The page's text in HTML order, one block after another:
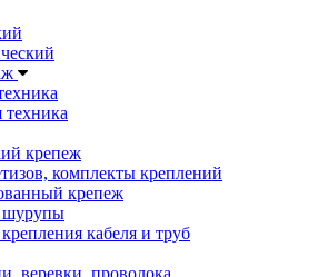
крепеж
комплекты креплений
крепеж
шурупы
кабеля и труб
веревки, проволока